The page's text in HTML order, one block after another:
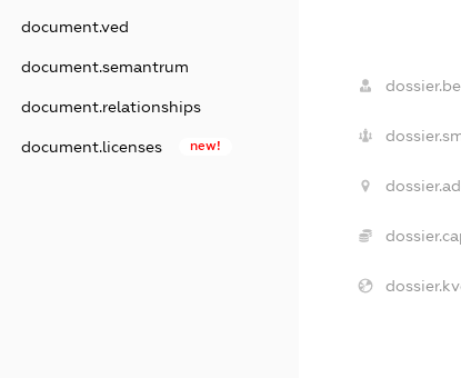
document.ved
document.semantrum
document.relationships
document.licenses new!